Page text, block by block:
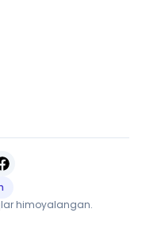
himoyalangan.